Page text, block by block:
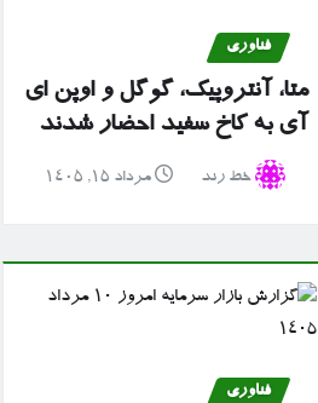
فناوری
متا، آنتروپیک، گوگل و اوپن ای
آی به کاخ سفید احضار شدند
خط رند مرداد ۱۵, ۱۴۰۵
فناوری